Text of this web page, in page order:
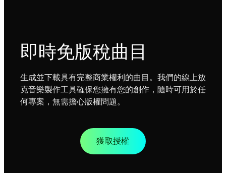
即時免版稅曲目
生成並下載具有完整商業權利的曲目。我們的線上放
克音樂製作工具確保您擁有您的創作，隨時可用於任
何專案，無需擔心版權問題。
獲取授權